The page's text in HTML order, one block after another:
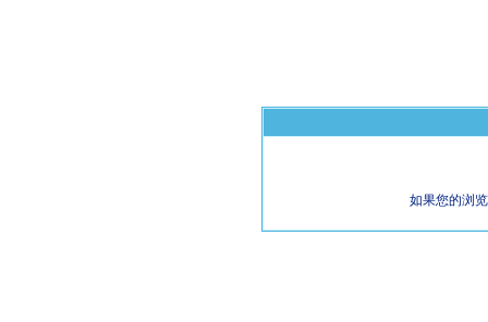
如果您的浏